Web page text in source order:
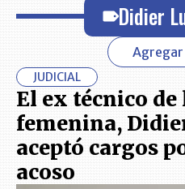
Didier
JUDICIAL
El ex técnico de
femenina,
aceptó cargos
acoso